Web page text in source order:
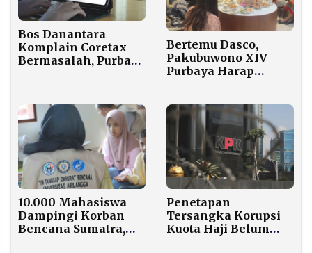
Bos Danantara
Komplain Coretax
Bermasalah, Purbaya
Bertemu Dasco,
Pakubuwono XIV
Purbaya Harap
10.000 Mahasiswa
Dampingi Korban
Bencana Sumatra,
Penetapan
Tersangka Korupsi
Kuota Haji Belum